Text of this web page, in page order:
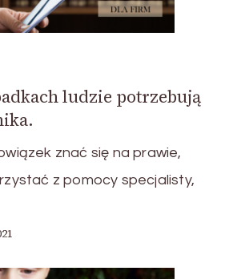
ludzie potrzebują
znać się na prawie,
z pomocy specjalisty,